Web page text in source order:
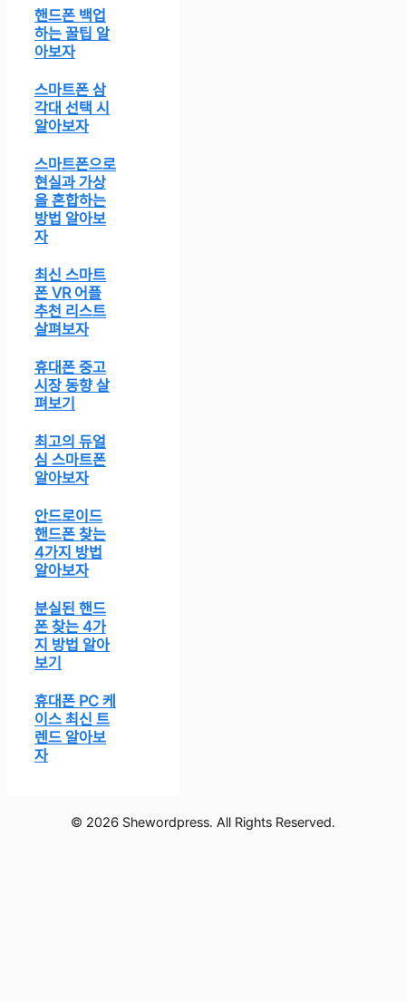
핸드폰 백업
하는 꿀팁 알
아보자
스마트폰 삼
각대 선택 시
알아보자
스마트폰으로
현실과 가상
을 혼합하는
방법 알아보
자
최신 스마트
폰 VR 어플
추천 리스트
살펴보자
휴대폰 중고
시장 동향 살
펴보기
최고의 듀얼
심 스마트폰
알아보자
안드로이드
핸드폰 찾는
4가지 방법
알아보자
분실된 핸드
폰 찾는 4가
지 방법 알아
보기
휴대폰 PC 케
이스 최신 트
렌드 알아보
자
© 2026 Shewordpress. All Rights Reserved.